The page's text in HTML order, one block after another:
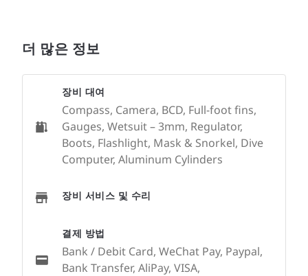
더 많은 정보
장비 대여
Compass, Camera, BCD, Full-foot fins,
Gauges, Wetsuit – 3mm, Regulator,
Boots, Flashlight, Mask & Snorkel, Dive
Computer, Aluminum Cylinders
장비 서비스 및 수리
결제 방법
Bank / Debit Card, WeChat Pay, Paypal,
Bank Transfer, AliPay, VISA,